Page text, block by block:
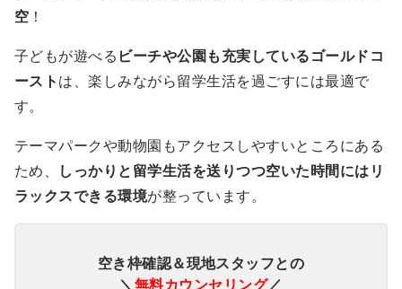
空 ！
子どもが遊べる ビーチや公園も充実しているゴールドコ
ースト は、楽しみながら留学生活を過ごすには最適で
す。
テーマパークや動物園もアクセスしやすいところにある
ため、
しっかりと留学生活を送りつつ空いた時間にはリ
ラックスできる環境が整っています。
空き枠確認＆現地スタッフとの
＼ 無料カウンセリング／